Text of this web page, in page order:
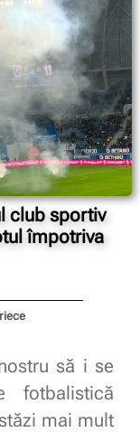
club sportiv
împotriva
să i se
fotbalistică
mai mult